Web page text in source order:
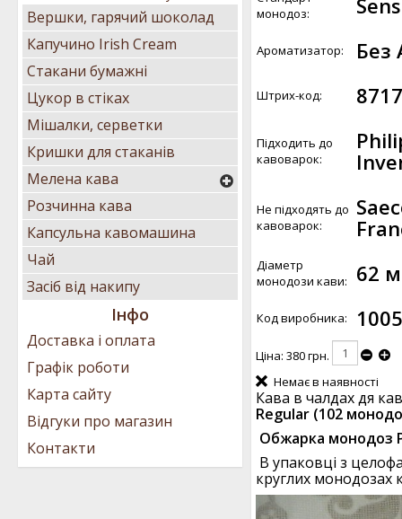
монодоз:
Ароматизатор: Без
Штрих-код:
Підходить до
кавоварок:
Не підходять до
кавоварок:
Діаметр
монодози кави:
62
Код виробника:
Ціна: 380 грн.
Немає в наявності
Кава в чалдах дя
Regular (102
Обжарка монодоз
В упаковці з
круглих монодозах
Вершки, гарячий шоколад
Капучино Irish Cream
Стакани бумажні
Цукор в стіках
Мішалки, серветки
Кришки для стаканів
Мелена кава
Розчинна кава
Капсульна кавомашина
Чай
Засіб від накипу
Інфо
Доставка і оплата
Графік роботи
Карта сайту
Відгуки про магазин
Контакти